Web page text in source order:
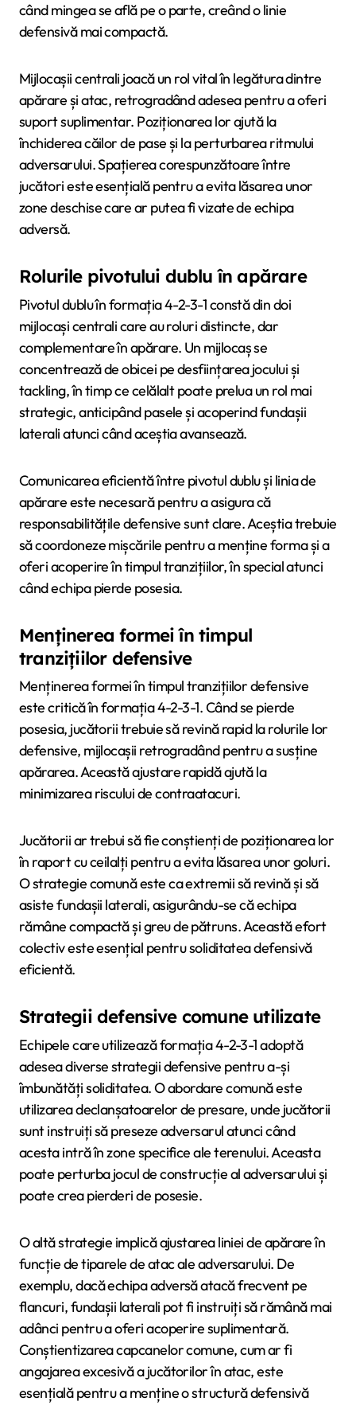
când mingea se află pe o parte, creând o linie
defensivă mai compactă.
Mijlocașii centrali joacă un rol vital în legătura dintre
apărare și atac, retrogradând adesea pentru a oferi
suport suplimentar. Poziționarea lor ajută la
închiderea căilor de pase și la perturbarea ritmului
adversarului. Spațierea corespunzătoare între
jucători este esențială pentru a evita lăsarea unor
zone deschise care ar putea fi vizate de echipa
adversă.
Rolurile pivotului dublu în apărare
Pivotul dublu în formația 4-2-3-1 constă din doi
mijlocași centrali care au roluri distincte, dar
complementare în apărare. Un mijlocaș se
concentrează de obicei pe desființarea jocului și
tackling, în timp ce celălalt poate prelua un rol mai
strategic, anticipând pasele și acoperind fundașii
laterali atunci când aceștia avansează.
Comunicarea eficientă între pivotul dublu și linia de
apărare este necesară pentru a asigura că
responsabilitățile defensive sunt clare. Aceștia trebuie
să coordoneze mișcările pentru a menține forma și a
oferi acoperire în timpul tranzițiilor, în special atunci
când echipa pierde posesia.
Menținerea formei în timpul
tranzițiilor defensive
Menținerea formei în timpul tranzițiilor defensive
este critică în formația 4-2-3-1. Când se pierde
posesia, jucătorii trebuie să revină rapid la rolurile lor
defensive, mijlocașii retrogradând pentru a susține
apărarea. Această ajustare rapidă ajută la
minimizarea riscului de contraatacuri.
Jucătorii ar trebui să fie conștienți de poziționarea lor
în raport cu ceilalți pentru a evita lăsarea unor goluri.
O strategie comună este ca extremii să revină și să
asiste fundașii laterali, asigurându-se că echipa
rămâne compactă și greu de pătruns. Această efort
colectiv este esențial pentru soliditatea defensivă
eficientă.
Strategii defensive comune utilizate
Echipele care utilizează formația 4-2-3-1 adoptă
adesea diverse strategii defensive pentru a-și
îmbunătăți soliditatea. O abordare comună este
utilizarea declanșatoarelor de presare, unde jucătorii
sunt instruiți să preseze adversarul atunci când
acesta intră în zone specifice ale terenului. Aceasta
poate perturba jocul de construcție al adversarului și
poate crea pierderi de posesie.
O altă strategie implică ajustarea liniei de apărare în
funcție de tiparele de atac ale adversarului. De
exemplu, dacă echipa adversă atacă frecvent pe
flancuri, fundașii laterali pot fi instruiți să rămână mai
adânci pentru a oferi acoperire suplimentară.
Conștientizarea capcanelor comune, cum ar fi
angajarea excesivă a jucătorilor în atac, este
esențială pentru a menține o structură defensivă